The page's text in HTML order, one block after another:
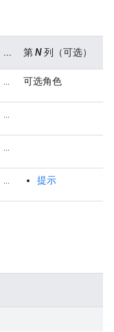
... 第N列（可选）
可选角色
提示